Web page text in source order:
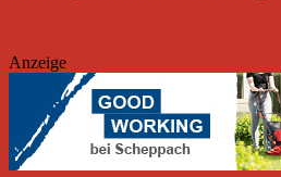
Anzeige